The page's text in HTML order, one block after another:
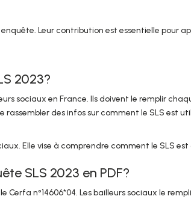
Leur contribution est essentielle pour
2023?
sociaux en France. Ils doivent le remplir
des infos sur comment le SLS est
Elle vise à comprendre comment le SLS
SLS 2023 en PDF?
Cerfa n°14606*04. Les bailleurs sociaux le